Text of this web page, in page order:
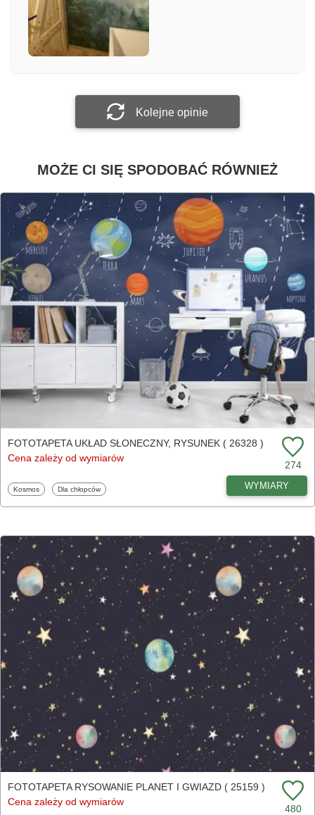
Załącz zdjęcie
Kolejne opinie
MOŻE CI SIĘ SPODOBAĆ RÓWNIEŻ
FOTOTAPETA UKŁAD SŁONECZNY, RYSUNEK ( 26328 )
Cena zależy od wymiarów
274
Fototapety
Kosmos Fototapety
Dla chłopców WYMIARY
FOTOTAPETA RYSOWANIE PLANET I GWIAZD ( 25159 )
Cena zależy od wymiarów
480